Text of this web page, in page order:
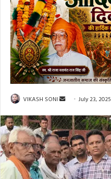
VIKASH SONI
Send
email
July 23, 2025